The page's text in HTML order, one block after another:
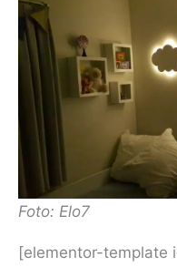
Foto: Elo7
[elementor-template